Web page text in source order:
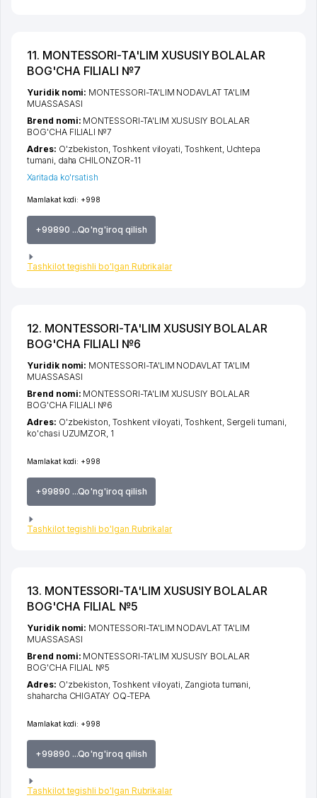
11. MONTESSORI-TA'LIM XUSUSIY BOLALAR
BOG'CHA FILIALI №7
Mamlakat kodi: +998
+99890 ...Qo'ng'iroq qilish
Tashkilot tegishli bo'lgan Rubrikalar
Yuridik nomi: MONTESSORI-TA'LIM NODAVLAT TA'LIM
MUASSASASI
Brend nomi: MONTESSORI-TA'LIM XUSUSIY BOLALAR
BOG'CHA FILIALI №7
Adres: O'zbekiston,Toshkent viloyati,Toshkent, Uchtepa
tumani, daha CHILONZOR-11
Xaritada ko'rsatish
12. MONTESSORI-TA'LIM XUSUSIY BOLALAR
BOG'CHA FILIALI №6
Mamlakat kodi: +998
+99890 ...Qo'ng'iroq qilish
Tashkilot tegishli bo'lgan Rubrikalar
Yuridik nomi: MONTESSORI-TA'LIM NODAVLAT TA'LIM
MUASSASASI
Brend nomi: MONTESSORI-TA'LIM XUSUSIY BOLALAR
BOG'CHA FILIALI №6
Adres: O'zbekiston,Toshkent viloyati,Toshkent, Sergeli tumani,
ko'chasi UZUMZOR, 1
13. MONTESSORI-TA'LIM XUSUSIY BOLALAR
BOG'CHA FILIAL №5
Mamlakat kodi: +998
+99890 ...Qo'ng'iroq qilish
Tashkilot tegishli bo'lgan Rubrikalar
Yuridik nomi: MONTESSORI-TA'LIM NODAVLAT TA'LIM
MUASSASASI
Brend nomi: MONTESSORI-TA'LIM XUSUSIY BOLALAR
BOG'CHA FILIAL №5
Adres: O'zbekiston,Toshkent viloyati Zangiota tumani
shaharcha CHIGATAY OQ-TEPA